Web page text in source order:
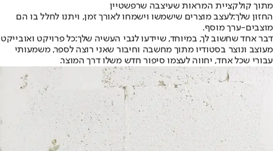
מתוך קולקציית המראות שעיצבה שרפשטיין
החזון שלך:לעצב מוצרים שישמשו וישמחו לאורך זמן, ויתנו לחלל בו הם
מוצבים-ערך מוסף.
דבר אחד שחשוב לך, במיוחד, שיידעו לגבי העשיה שלך:כל פרויקט ואובייקט
מעוצב ונוצר בסטודיו מתוך מחשבה וחיבור שאני רוצה לספר, משמעותי
עבורי שכל אחד, יחווה לעצמו סיפור חדש משלו דרך המוצר.